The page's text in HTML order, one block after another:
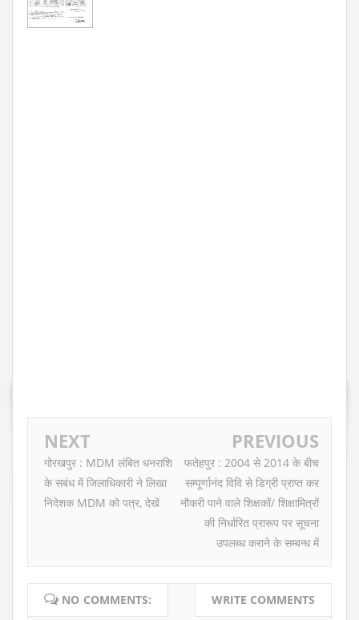
NEXT
गोरखपुर : MDM लंबित धनराशि
के सबंध में जिलाधिकारी ने लिखा
निदेशक MDM को पत्र, देखें
PREVIOUS
फतेहपुर : 2004 से 2014 के बीच
सम्पूर्णानंद विवि से डिग्री प्राप्त कर
नौकरी पाने वाले शिक्षकों/ शिक्षामित्रों
की निर्धारित प्रारूप पर सूचना
उपलब्ध कराने के सम्बन्ध में
NO COMMENTS: WRITE COMMENTS